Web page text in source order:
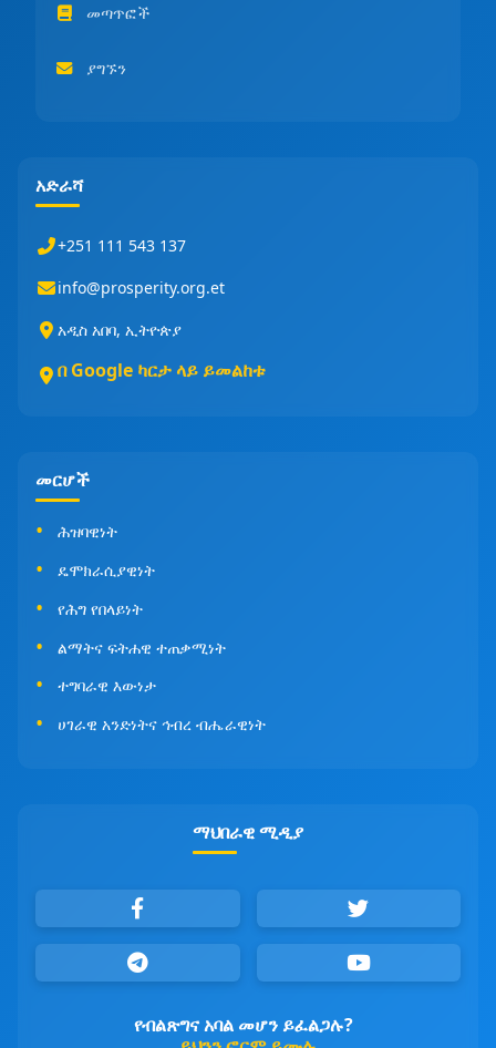
መጣጥፎች
ያግኙን
አድራሻ
+251 111 543 137
info@prosperity.org.et
አዲስ አበባ, ኢትዮጵያ
በ Google ካርታ ላይ ይመልከቱ
መርሆች
ሕዝባዊነት
ዴሞክራሲያዊነት
የሕግ የበላይነት
ልማትና ፍትሐዊ ተጠቃሚነት
ተግባራዊ እውነታ
ሀገራዊ አንድነትና ኅብረ ብሔራዊነት
ማህበራዊ ሚዲያ
የብልጽግና አባል መሆን ይፈልጋሉ?